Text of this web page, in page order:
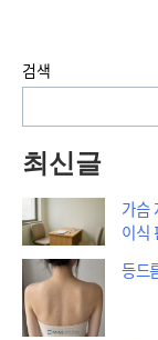
검색
최신글
가슴
이식
등드